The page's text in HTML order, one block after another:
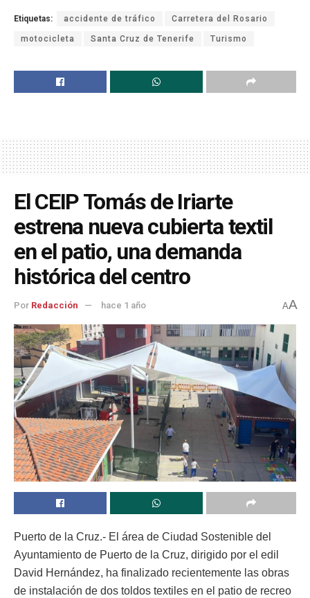
Etiquetas: accidente de tráfico Carretera del Rosario
motocicleta Santa Cruz de Tenerife Turismo
El CEIP Tomás de Iriarte
estrena nueva cubierta textil
en el patio, una demanda
histórica del centro
Por Redacción hace 1 año AA
Puerto de la Cruz.- El área de Ciudad Sostenible del
Ayuntamiento de Puerto de la Cruz, dirigido por el edil
David Hernández, ha finalizado recientemente las obras
de instalación de dos toldos textiles en el patio de recreo